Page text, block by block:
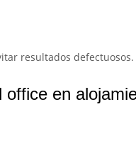
resultados defectuosos.
office en